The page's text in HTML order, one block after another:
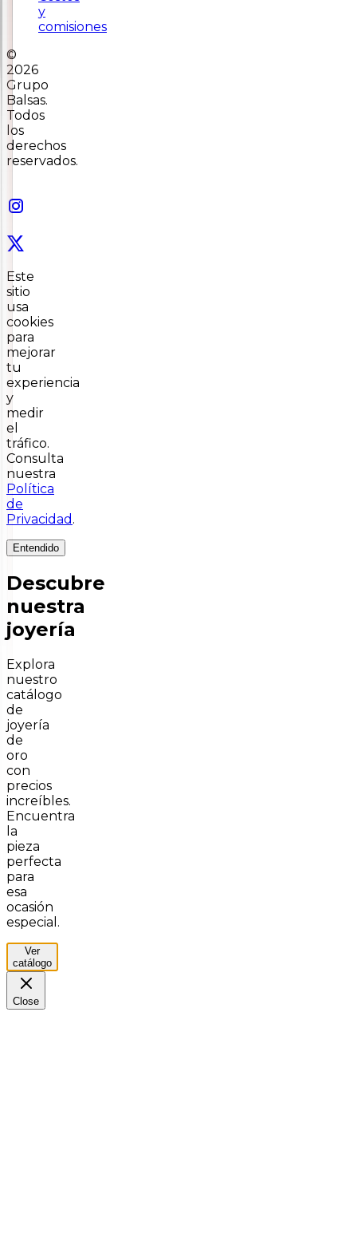
y
comisiones
©
2026
Grupo
Balsas.
Todos
los
derechos
reservados.
Este
sitio
usa
cookies
para
mejorar
tu
experiencia
y
medir
el
tráfico.
Consulta
nuestra
Política
de
Privacidad .
Entendido
Descubre
nuestra
joyería
Explora
nuestro
catálogo
de
joyería
de
oro
con
precios
increíbles.
Encuentra
la
pieza
perfecta
para
esa
ocasión
especial.
Ver
catálogo
Close